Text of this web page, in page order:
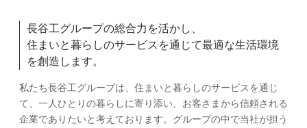
長谷工グループの総合力を活かし、
住まいと暮らしのサービスを通じて最適な生活環境
を創造します。
私たち長谷工グループは、住まいと暮らしのサービスを通じ
て、一人ひとりの暮らしに寄り添い、お客さまから信頼される
企業でありたいと考えております。グループの中で当社が担う